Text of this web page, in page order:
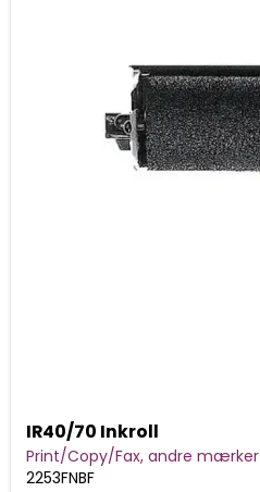
IR40/70 Inkroll
Print/Copy/Fax, andre mærker
2253FNBF